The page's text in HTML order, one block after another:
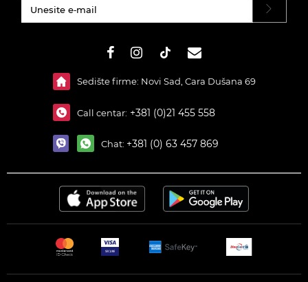
Sedište firme: Novi Sad, Cara Dušana 69
Call centar: +381 (0)21 455 558
Chat: +381 (0) 63 457 869